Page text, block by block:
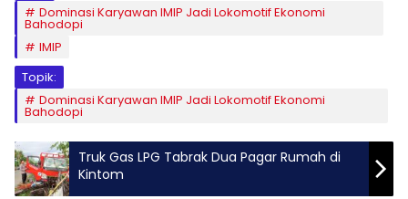
Dominasi Karyawan IMIP Jadi Lokomotif Ekonomi
Bahodopi
IMIP
Topik:
Dominasi Karyawan IMIP Jadi Lokomotif Ekonomi
Bahodopi
Truk Gas LPG Tabrak Dua Pagar Rumah di
Kintom